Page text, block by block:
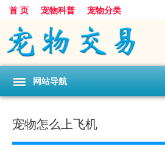
首 页 宠物科普 宠物分类
网站导航
宠物怎么上飞机